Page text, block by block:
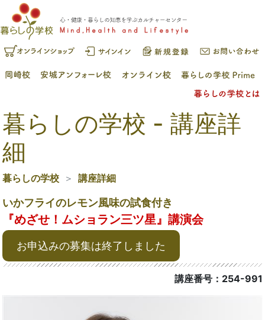
暮らしの学校 - 講座詳
細
暮らしの学校 講座詳細
いかフライのレモン風味の試食付き
『めざせ！ムショラン三ツ星』講演会
お申込みの募集は終了しました
講座番号：254-991